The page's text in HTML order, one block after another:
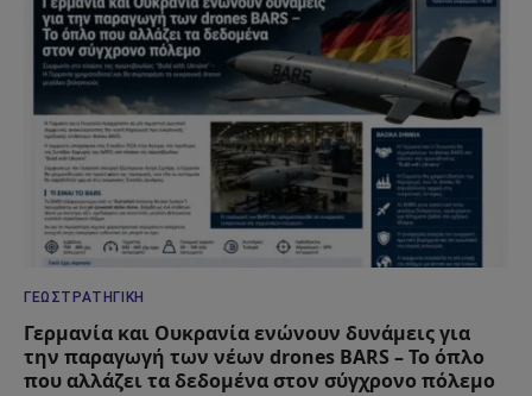
ΓΕΩΣΤΡΑΤΗΓΙΚΉ
Γερμανία και Ουκρανία ενώνουν δυνάμεις για
την παραγωγή των νέων drones BARS – Το όπλο
που αλλάζει τα δεδομένα στον σύγχρονο πόλεμο